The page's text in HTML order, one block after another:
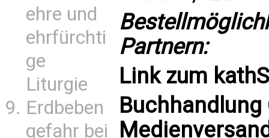
ehre und
ehrfürchti
ge
Liturgie
Erdbeben
gefahr bei
Partnern:
Link zum